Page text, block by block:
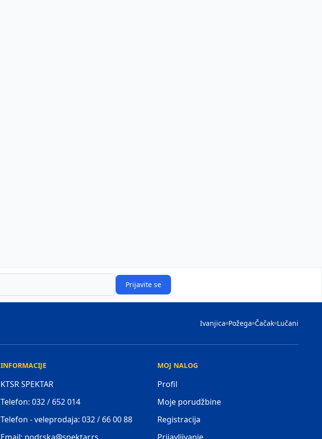
Prijavite se
Ivanjica Požega Čačak Lučani
INFORMACIJE
KTSR SPEKTAR
Telefon: 032 / 652 014
Telefon - veleprodaja: 032 / 66 00 88
MOJ NALOG
Profil
Moje porudžbine
Registracija